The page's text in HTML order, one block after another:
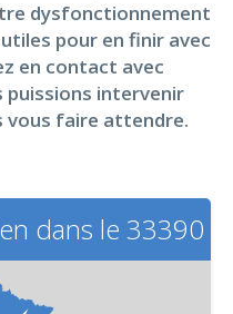
dysfonctionnement
pour en finir avec
en contact avec
puissions intervenir
vous faire attendre.
dans le 33390